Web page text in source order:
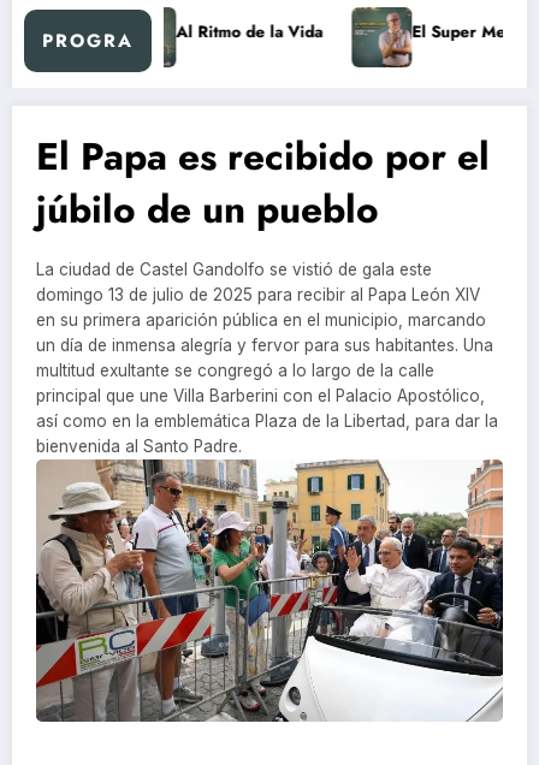
PROGRA
Retro Al Ritmo de la Vida El Super Mercadón
El Papa es recibido por el
júbilo de un pueblo
La ciudad de Castel Gandolfo se vistió de gala este
domingo 13 de julio de 2025 para recibir al Papa León XIV
en su primera aparición pública en el municipio, marcando
un día de inmensa alegría y fervor para sus habitantes. Una
multitud exultante se congregó a lo largo de la calle
principal que une Villa Barberini con el Palacio Apostólico,
así como en la emblemática Plaza de la Libertad, para dar la
bienvenida al Santo Padre.